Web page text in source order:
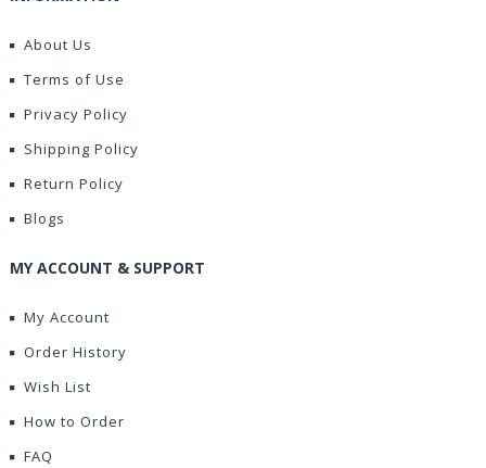
About Us
Terms of Use
Privacy Policy
Shipping Policy
Return Policy
Blogs
MY ACCOUNT & SUPPORT
My Account
Order History
Wish List
How to Order
FAQ